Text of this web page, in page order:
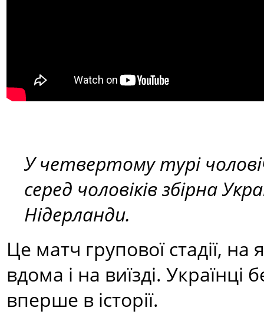
У четвертому турі
серед чоловіків збірна
Нідерланди.
Це матч групової стадії,
вдома і на виїзді. Українці
вперше в історії.